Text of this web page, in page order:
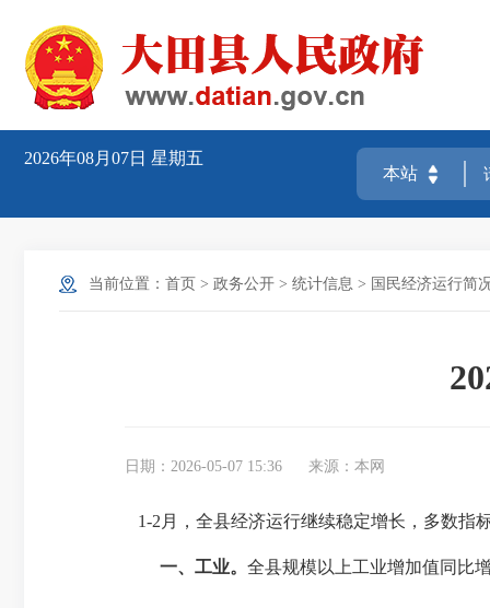
2026年08月07日 星期五
当前位置： 首页 > 政务公开 > 统计信息 > 国民经济运行简
日期：2026-05-07 15:36 来源：本网
1-2月，全县经济运行继续稳定增长，多数指
一、工业。 全县规模以上工业增加值同比